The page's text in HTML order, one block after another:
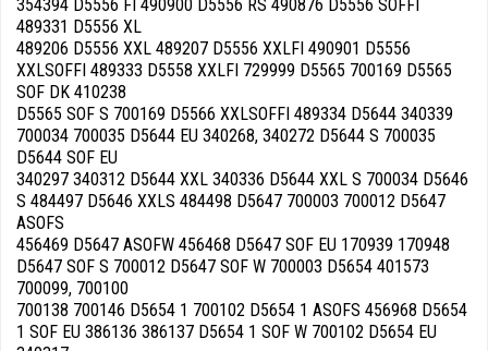
354394 D5556 FI 490900 D5556 RS 490876 D5556 SOFFI
489331 D5556 XL
489206 D5556 XXL 489207 D5556 XXLFI 490901 D5556
XXLSOFFI 489333 D5558 XXLFI 729999 D5565 700169 D5565
SOF DK 410238
D5565 SOF S 700169 D5566 XXLSOFFI 489334 D5644 340339
700034 700035 D5644 EU 340268, 340272 D5644 S 700035
D5644 SOF EU
340297 340312 D5644 XXL 340336 D5644 XXL S 700034 D5646
S 484497 D5646 XXLS 484498 D5647 700003 700012 D5647
ASOFS
456469 D5647 ASOFW 456468 D5647 SOF EU 170939 170948
D5647 SOF S 700012 D5647 SOF W 700003 D5654 401573
700099, 700100
700138 700146 D5654 1 700102 D5654 1 ASOFS 456968 D5654
1 SOF EU 386136 386137 D5654 1 SOF W 700102 D5654 EU